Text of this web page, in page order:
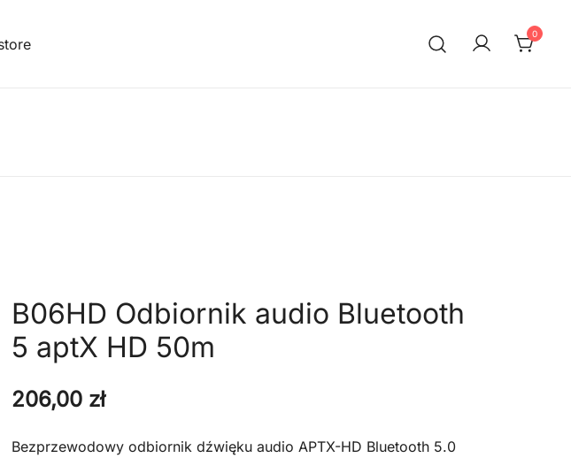
0
B06HD Odbiornik audio Bluetooth
5 aptX HD 50m
206,00 zł
Bezprzewodowy odbiornik dźwięku audio APTX-HD Bluetooth 5.0